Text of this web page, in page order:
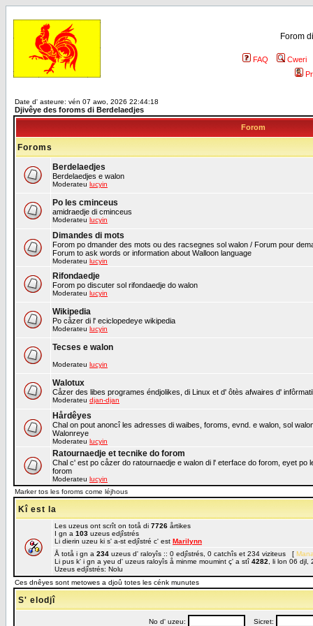
Forom
FAQ
Cweri
Date d' asteure: vén 07 awo, 2026 22:44:18
Djivêye des foroms di Berdelaedjes
Forom
Foroms
Berdelaedjes
Berdelaedjes e walon
Moderateu lucyin
Po les cminceus
amidraedje di cminceus
Moderateu lucyin
Dimandes di mots
Forom po dmander des mots ou des racsegnes sol walon / Forum pour
Forum to ask words or information about Walloon language
Moderateu lucyin
Rifondaedje
Forom po discuter sol rifondaedje do walon
Moderateu lucyin
Wikipedia
Po cåzer di l' eciclopedeye wikipedia
Moderateu lucyin
Tecses e walon
Moderateu lucyin
Walotux
Cåzer des libes programes éndjolikes, di Linux et d' ôtès afwaires d'
Moderateu djan-djan
Hårdêyes
Chal on pout anoncî les adresses di waibes, foroms, evnd. e walon, sol
Walonreye
Moderateu lucyin
Ratournaedje et tecnike do forom
Chal c' est po cåzer do ratournaedje e walon di l' eterface do forom, eyet
forom
Moderateu lucyin
Marker tos les foroms come léjhous
Kî est la
Les uzeus ont scrît on totå di 7726 årtikes
I gn a 103 uzeus edjîstrés
Li dierin uzeu ki s' a-st edjîstré c' est Marilynn
Å totå i gn a 234 uzeus d' raloyîs :: 0 edjîstrés, 0 catchîs et 234 viziteus [
Li pus k' i gn a yeu d' uzeus raloyîs å minme moumint ç' a stî 4282 , li lon 06
Uzeus edjîstrés: Nolu
Ces dnêyes sont metowes a djoû totes les cénk munutes
S' elodjî
No d' uzeu: Sicret: